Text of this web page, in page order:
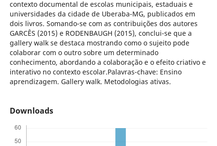
contexto documental de escolas municipais, estaduais e
universidades da cidade de Uberaba-MG, publicados em
dois livros. Somando-se com as contribuições dos autores
GARCÊS (2015) e RODENBAUGH (2015), conclui-se que a
gallery walk se destaca mostrando como o sujeito pode
colaborar com o outro sobre um determinado
conhecimento, abordando a colaboração e o efeito criativo e
interativo no contexto escolar.Palavras-chave: Ensino
aprendizagem. Gallery walk. Metodologias ativas.
Downloads